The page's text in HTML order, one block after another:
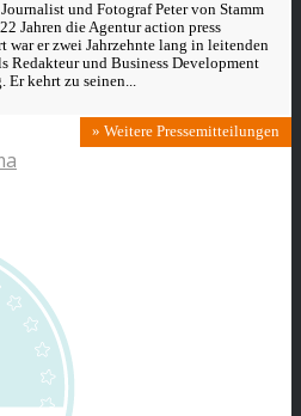
und Fotograf Peter von Stamm
Jahren die Agentur action press
war er zwei Jahrzehnte lang in leitenden
Redakteur und Business Development
Er kehrt zu seinen...
» Weitere Pressemitteilungen